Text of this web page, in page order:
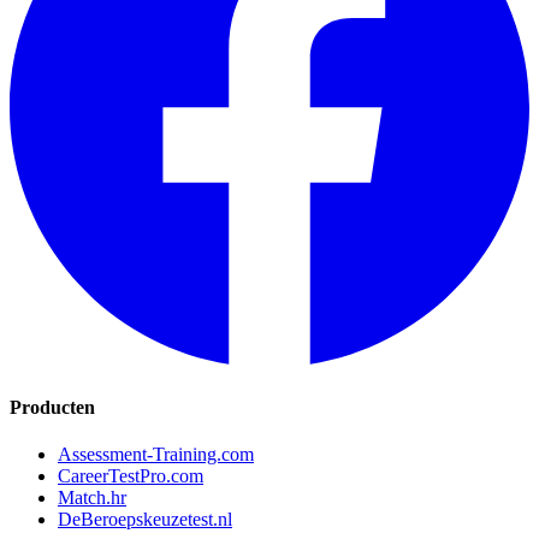
Producten
Assessment-Training.com
CareerTestPro.com
Match.hr
DeBeroepskeuzetest.nl